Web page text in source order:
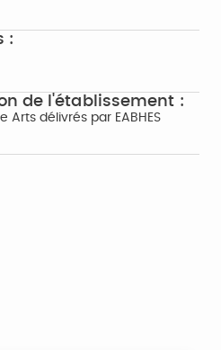
:
de l'établissement :
Arts délivrés par EABHES